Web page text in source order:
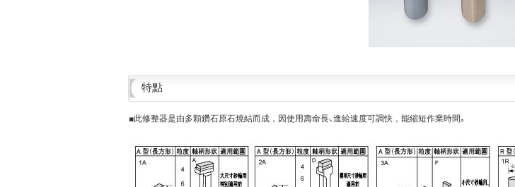
特點
■此修整器是由多顆鑽石原石燒結而成，因使用壽命長、進給速度可調快，能縮短作業時間。